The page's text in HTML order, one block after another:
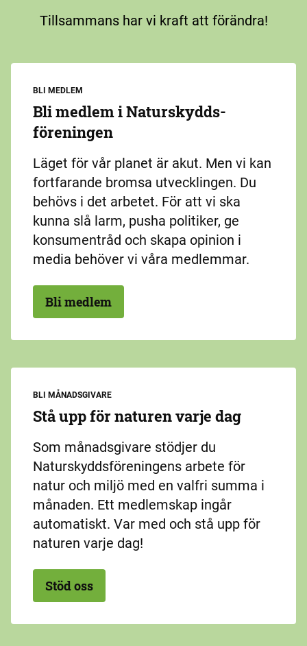
Tillsammans har vi kraft att förändra!
BLI MEDLEM
Bli medlem i Naturskydds­
föreningen
Läget för vår planet är akut. Men vi kan
fortfarande bromsa utvecklingen. Du
behövs i det arbetet. För att vi ska
kunna slå larm, pusha politiker, ge
konsumentråd och skapa opinion i
media behöver vi våra medlemmar.
Bli medlem
BLI MÅNADSGIVARE
Stå upp för naturen varje dag
Som månadsgivare stödjer du
Naturskyddsföreningens arbete för
natur och miljö med en valfri summa i
månaden. Ett medlemskap ingår
automatiskt. Var med och stå upp för
naturen varje dag!
Stöd oss